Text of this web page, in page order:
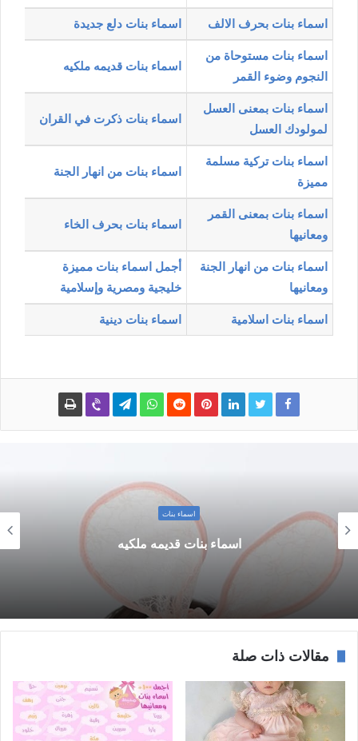
اسماء بنات بحرف الالف اسماء بنات دلع جديدة
اسماء بنات مستوحاة من
النجوم وضوء القمر
اسماء بنات قديمه ملكيه
اسماء بنات بمعنى العسل
لمولودك العسل
اسماء بنات ذكرت في القران
اسماء بنات تركية مسلمة
مميزة
اسماء بنات من انهار الجنة
اسماء بنات بمعنى القمر
ومعانيها
اسماء بنات بحرف الخاء
اسماء بنات من انهار الجنة
ومعانيها
أجمل اسماء بنات مميزة
خليجية ومصرية وإسلامية
اسماء بنات اسلامية اسماء بنات دينية
اسماء بنات
اسماء بنات قديمه ملكيه
مقالات ذات صلة